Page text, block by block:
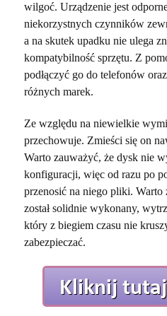
wilgoć. Urządzenie jest
niekorzystnych czynników
a na skutek upadku nie ulega
kompatybilność sprzętu. Z
podłączyć go do telefonów
różnych marek.
Ze względu na niewielkie
przechowuje. Zmieści się on
Warto zauważyć, że dysk nie
konfiguracji, więc od razu po
przenosić na niego pliki.
został solidnie wykonany,
który z biegiem czasu nie
zabezpieczać.